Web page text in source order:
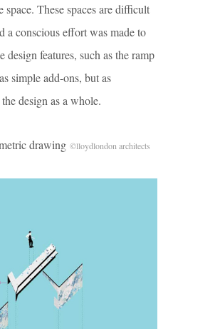
space. These spaces are difficult
a conscious effort was made to
design features, such as the ramp
simple add-ons, but as
design as a whole.
drawing ©lloydlondon architects